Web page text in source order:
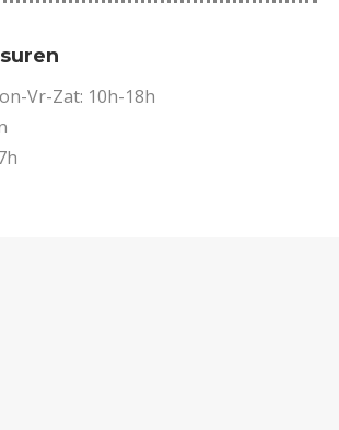
Vr-Zat: 10h-18h